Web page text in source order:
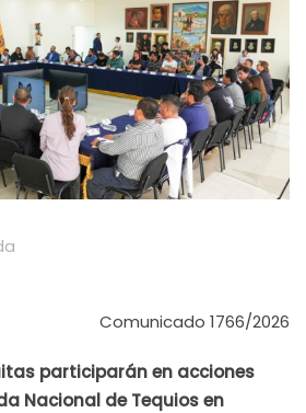
Comunicado 1766/2026
participarán en acciones
Nacional de Tequios en